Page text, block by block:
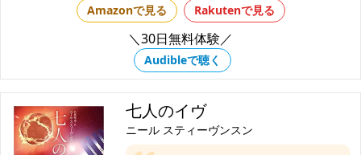
Amazonで見る Rakutenで見る
＼30日無料体験／
Audibleで聴く
七人のイヴ
ニール スティーヴンスン